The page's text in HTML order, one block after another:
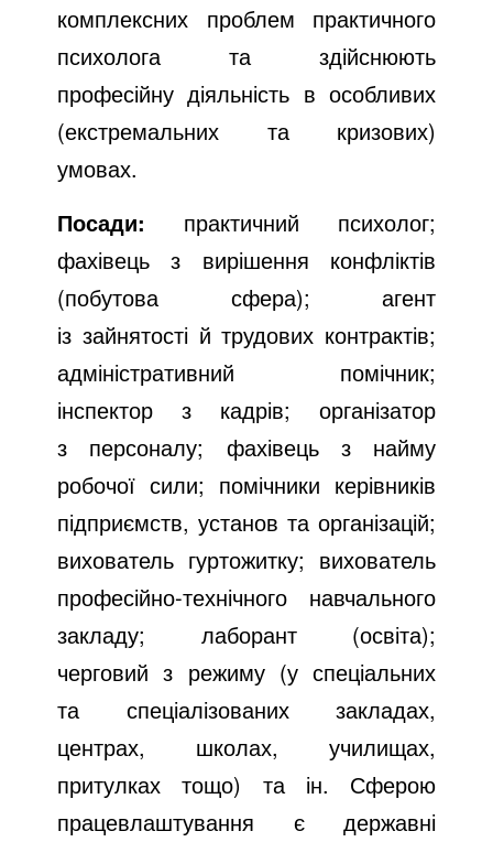
комплексних проблем практичного
психолога та здійснюють
професійну діяльність в особливих
(екстремальних та кризових)
умовах.
Посади: практичний психолог;
фахівець з вирішення конфліктів
(побутова сфера); агент
із зайнятості й трудових контрактів;
адміністративний помічник;
інспектор з кадрів; організатор
з персоналу; фахівець з найму
робочої сили; помічники керівників
підприємств, установ та організацій;
вихователь гуртожитку; вихователь
професійно-технічного навчального
закладу; лаборант (освіта);
черговий з режиму (у спеціальних
та спеціалізованих закладах,
центрах, школах, училищах,
притулках тощо) та ін. Сферою
працевлаштування є державні